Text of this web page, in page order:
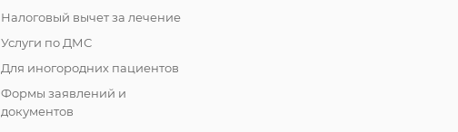
Налоговый вычет за лечение
Услуги по ДМС
Для иногородних пациентов
Формы заявлений и
документов